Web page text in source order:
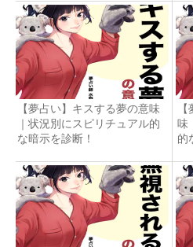
【夢占い】キスする夢の意味
｜状況別にスピリチュアル的
な暗示を診断！
味
的